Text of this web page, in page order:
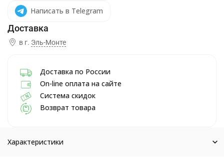
Написать в Telegram
в г. Эль-Монте
Доставка по России
On-line оплата на сайте
Система скидок
Возврат товара
Характеристики